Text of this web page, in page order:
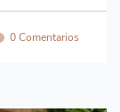
0 Comentarios